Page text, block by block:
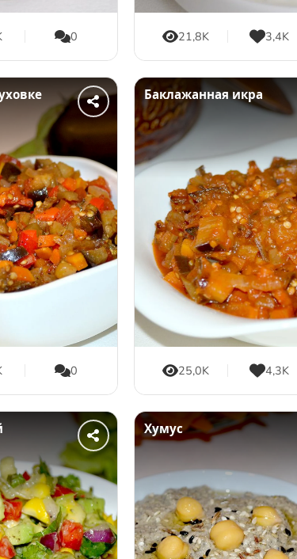
0 21,8K 3,4K
0
Баклажанная икра
25,0K 4,3K
Хумус